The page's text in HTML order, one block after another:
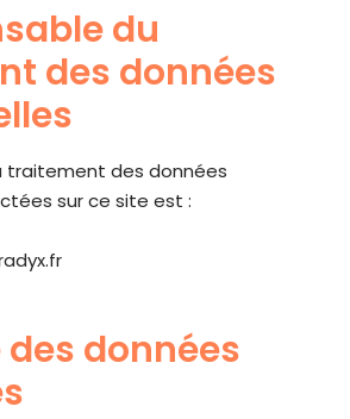
du
des données
traitement des données
sur ce site est :
des données